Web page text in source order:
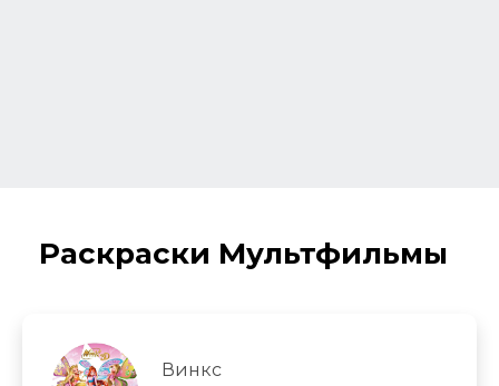
Раскраски Мультфильмы
Винкс